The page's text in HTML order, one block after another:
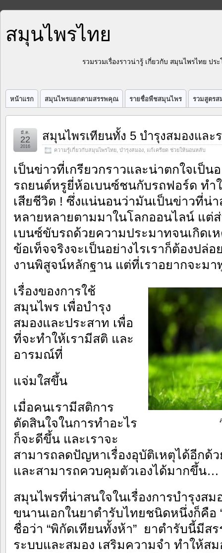
สมุนไพรไทย
รวมรวมเรื่องราวน่ารู้ เกี่ยวกับ สมุนไพรไทย ป
หน้าแรก สมุนไพรแยกตามสรรพคุณ รายชื่อพืชสมุนไพร รวมสูตรส
สมุนไพรเทียนทั้ง 5 บำรุงสมองและ
ความรู้เกี่ยวกับสมุนไพรไทย บำรุงสมอง แก้เครียด ช่วยให้นอนหลับ
มี.ค.
22
2016
เป็นข่าวที่เกรียวกราวและน่าตกใจเป็น
รถยนต์หรูยี่ห้อเบนซ์ชนกับรถฟอร์ด ทำ
เสียชีวิต ! ซึ่งแน่นอนว่ามันเป็นข่าวที่น่
หลายหลายตามมาในโลกออนไลน์ แต่
เบนซ์ขับรถด้วยความประมาทจนเกิดเ
ข้อเท็จจริงจะเป็นอย่างไรเราก็ต้องปล่
งานพิสูจน์หลักฐาน แต่ที่เราอยากจะม
เรื่องของการใช้
สมุนไพร เพื่อบำรุง
สมองและประสาท เพื่อ
ที่จะทำให้เรามีสติ และ
อารมณ์ที่
แจ่มใสขึ้น
เมื่อคนเรามีสติการ
ตัดสินใจในการทำอะไร
ก็จะดีขึ้น และเราจะ
สามารถลดปัญหาเรื่องอุบัติเหตุได้อีกด้ว
และสามารถควบคุมตัวเองได้มากขึ้น…
สมุนไพรที่น่าสนใจในเรื่องการบำรุงส
ขนานเอกในยาตำรับไทยชนิดหนึ่งก็คือ
ชื่อว่า “พิกัดเทียนทั้งห้า” ยาตำรับนี้มีส
ระบบและสมอง เสริมความจำ ทำให้ส